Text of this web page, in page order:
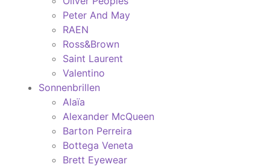
Peter And May
RAEN
Ross&Brown
Saint Laurent
Valentino
Sonnenbrillen
Alaïa
Alexander McQueen
Barton Perreira
Bottega Veneta
Brett Eyewear